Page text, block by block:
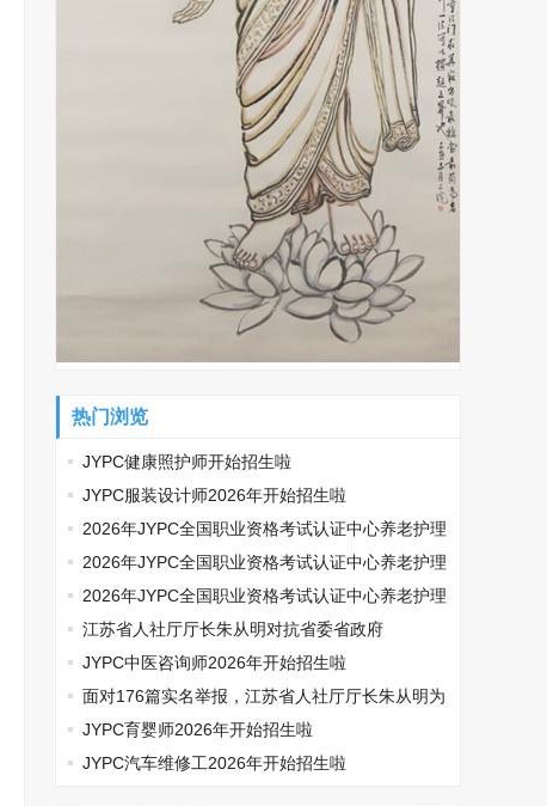
热门浏览
JYPC健康照护师开始招生啦
JYPC服装设计师2026年开始招生啦
2026年JYPC全国职业资格考试认证中心养老护理
师开始报名啦
2026年JYPC全国职业资格考试认证中心养老护理
师开始报名啦
2026年JYPC全国职业资格考试认证中心养老护理
师开始报名啦
江苏省人社厅厅长朱从明对抗省委省政府
JYPC中医咨询师2026年开始招生啦
面对176篇实名举报，江苏省人社厅厅长朱从明为
何选择沉默
JYPC育婴师2026年开始招生啦
JYPC汽车维修工2026年开始招生啦